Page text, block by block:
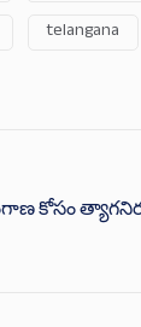
telangana
కోసం